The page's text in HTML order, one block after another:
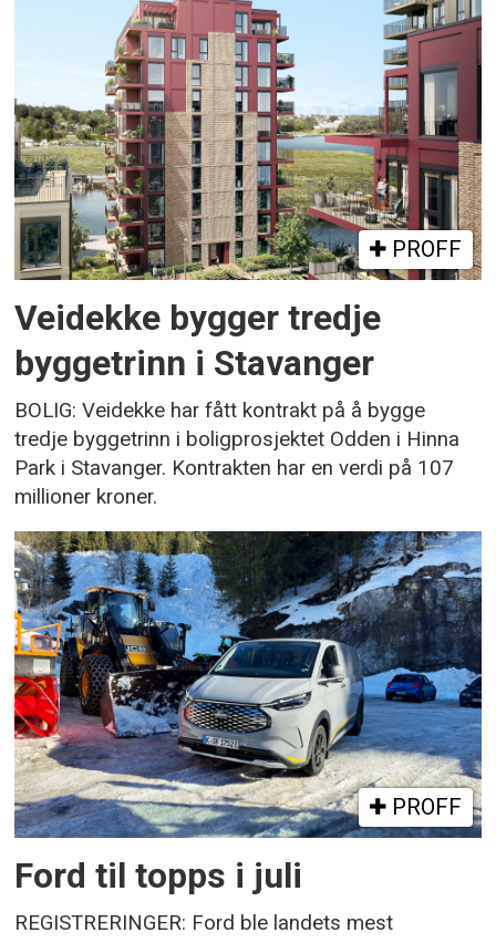
PROFF
Veidekke bygger tredje
byggetrinn i Stavanger
BOLIG: Veidekke har fått kontrakt på å bygge
tredje byggetrinn i boligprosjektet Odden i Hinna
Park i Stavanger. Kontrakten har en verdi på 107
millioner kroner.
PROFF
Ford til topps i juli
REGISTRERINGER: Ford ble landets mest